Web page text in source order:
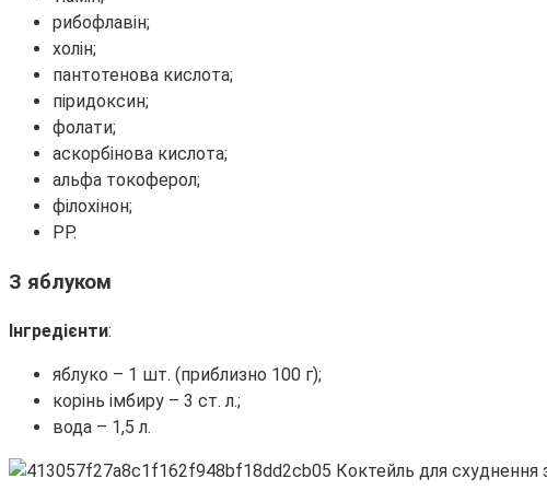
рибофлавін;
холін;
пантотенова кислота;
піридоксин;
фолати;
аскорбінова кислота;
альфа токоферол;
філохінон;
РР.
З яблуком
Інгредієнти:
яблуко – 1 шт. (приблизно 100 г);
корінь імбиру – 3 ст. л.;
вода – 1,5 л.